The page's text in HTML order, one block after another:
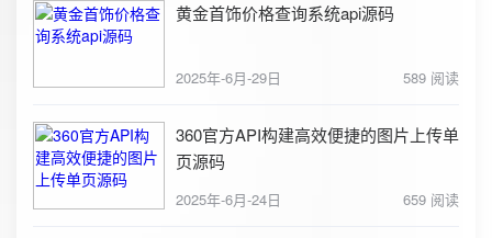
黄金首饰价格查询系统api源码
2025年-6月-29日 589 阅读
360官方API构建高效便捷的图片上传单
页源码
2025年-6月-24日 659 阅读